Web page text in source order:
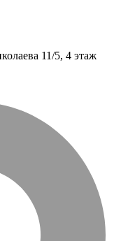
11/5, 4 этаж